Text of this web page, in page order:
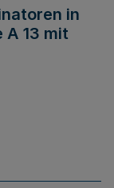
in
A 13 mit